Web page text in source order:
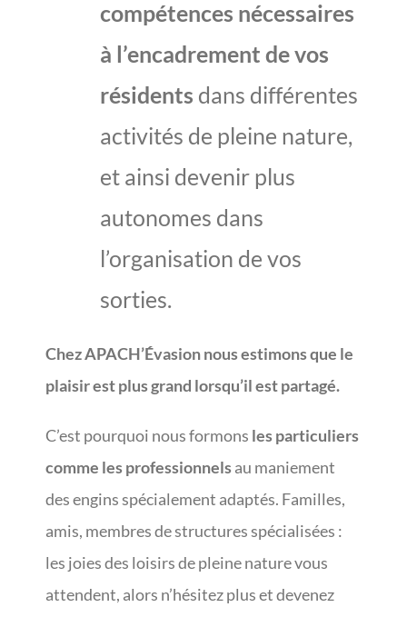
compétences nécessaires
à l’encadrement de vos
résidents dans différentes
activités de pleine nature,
et ainsi devenir plus
autonomes dans
l’organisation de vos
sorties.
Chez APACH’Évasion nous estimons que le
plaisir est plus grand lorsqu’il est partagé.
C’est pourquoi nous formons les particuliers
comme les professionnelsau maniement
des engins spécialement adaptés. Familles,
amis, membres de structures spécialisées :
les joies des loisirs de pleine nature vous
attendent, alors n’hésitez plus et devenez